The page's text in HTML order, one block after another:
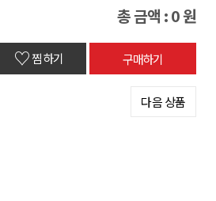
총 금액 :0원
♡찜하기
다음 상품